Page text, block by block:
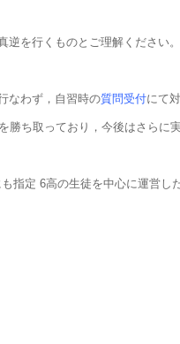
を行くものとご理解ください。
なわず，自習時の質問受付にて
ち取っており，今後はさらに
定 6高の生徒を中心に運営し